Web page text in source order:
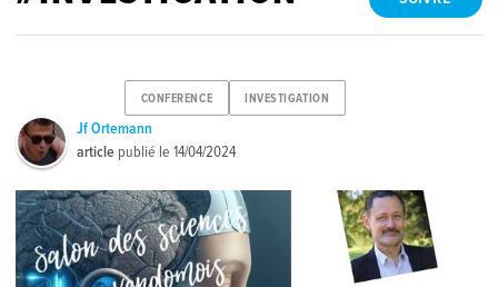
CONFERENCE INVESTIGATION
Jf Ortemann
article publié le14/04/2024